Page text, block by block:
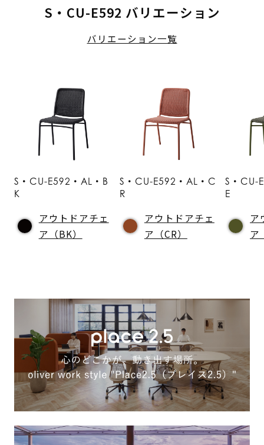
S・CU-E592 バリエーション
バリエーション一覧
S・CU-E592・AL・B
K
アウトドアチェ
ア（BK）
S・CU-E592・AL・C
R
アウトドアチェ
ア（CR）
S・CU-
E
ア
ア